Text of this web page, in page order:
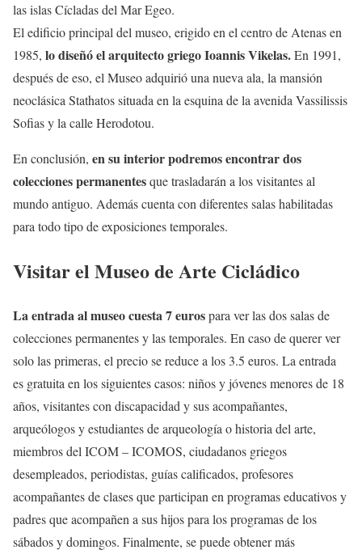
las islas Cícladas del Mar Egeo.
El edificio principal del museo, erigido en el centro de Atenas en
1985, lo diseñó el arquitecto griego Ioannis Vikelas.En 1991,
después de eso, el Museo adquirió una nueva ala, la mansión
neoclásica Stathatos situada en la esquina de la avenida Vassilissis
Sofias y la calle Herodotou.
En conclusión, en su interior podremos encontrar dos
colecciones permanentesque trasladarán a los visitantes al
mundo antiguo. Además cuenta con diferentes salas habilitadas
para todo tipo de exposiciones temporales.
Visitar el Museo de Arte Cicládico
La entrada al museo cuesta 7 eurospara ver las dos salas de
colecciones permanentes y las temporales. En caso de querer ver
solo las primeras, el precio se reduce a los 3.5 euros. La entrada
es gratuita en los siguientes casos: niños y jóvenes menores de 18
años, visitantes con discapacidad y sus acompañantes,
arqueólogos y estudiantes de arqueología o historia del arte,
miembros del ICOM – ICOMOS, ciudadanos griegos
desempleados, periodistas, guías calificados, profesores
acompañantes de clases que participan en programas educativos y
padres que acompañen a sus hijos para los programas de los
sábados y domingos. Finalmente, se puede obtener más